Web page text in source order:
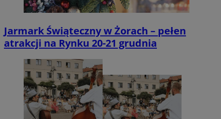
Jarmark Świąteczny w Żorach – pełen
atrakcji na Rynku 20-21 grudnia